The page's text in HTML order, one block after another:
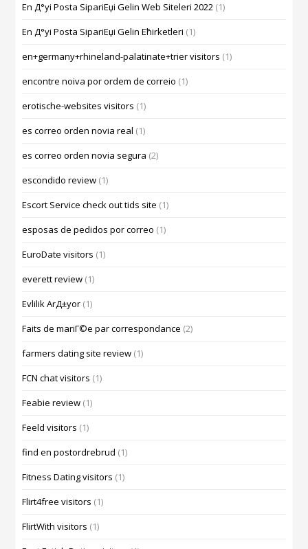
En Д°yi Posta SipariЕџi Gelin Web Siteleri 2022 (1)
En Д°yi Posta SipariЕџi Gelin Ећirketleri (1)
en+germany+rhineland-palatinate+trier visitors (1)
encontre noiva por ordem de correio (1)
erotische-websites visitors (1)
es correo orden novia real (1)
es correo orden novia segura (2)
escondido review (1)
Escort Service check out tids site (1)
esposas de pedidos por correo (1)
EuroDate visitors (1)
everett review (1)
Evlilik ArД±yor (1)
Faits de mariГ©e par correspondance (2)
farmers dating site review (1)
FCN chat visitors (1)
Feabie review (1)
Feeld visitors (1)
find en postordrebrud (1)
Fitness Dating visitors (1)
Flirt4free visitors (1)
FlirtWith visitors (1)